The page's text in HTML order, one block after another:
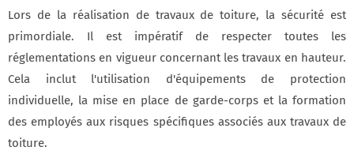
Lors de la réalisation de travaux de toiture, la sécurité est
primordiale. Il est impératif de respecter toutes les
réglementations en vigueur concernant les travaux en hauteur.
Cela inclut l'utilisation d'équipements de protection
individuelle, la mise en place de garde-corps et la formation
des employés aux risques spécifiques associés aux travaux de
toiture.